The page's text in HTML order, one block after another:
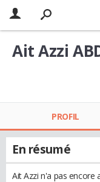
Ait Azzi
PROFIL
En résumé
Ait Azzi n'a pas encore